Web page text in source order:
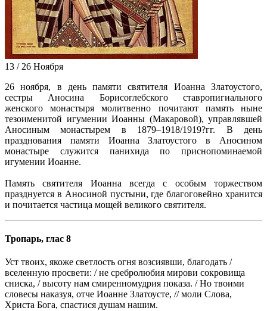
13 / 26 Ноября
26 ноября, в день памяти святителя Иоанна Златоустого,
сестры Аносина Борисоглебского ставропигиального
женского монастыря молитвенно почитают память ныне
тезоименитой игумении Иоанны (Макаровой), управлявшей
Аносиным монастырем в 1879–1918/1919?гг. В день
празднования памяти Иоанна Златоустого в Аносином
монастыре служится панихида по приснопоминаемой
игумении Иоанне.
Память святителя Иоанна всегда с особым торжеством
празднуется в Аносиной пустыни, где благоговейно хранится
и почитается частица мощей великого святителя.
Тропарь, глас 8
Уст твоих, якоже светлость огня возсиявши, благодать /
вселенную просвети: / не сребролюбия мирови сокровища
сниска, / высоту нам смиренномудрия показа. / Но твоими
словесы наказуя, отче Иоанне Златоусте, // моли Слова,
Христа Бога, спастися душам нашим.